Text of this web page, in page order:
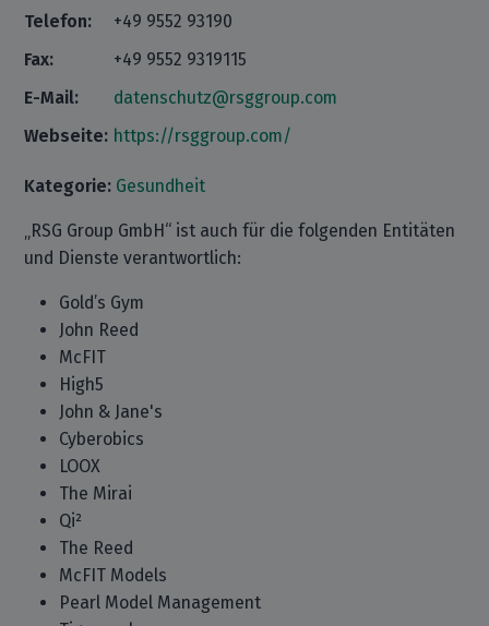
Telefon:
+49 9552 93190
Fax:
+49 9552 9319115
E-Mail:
datenschutz@rsggroup.com
Webseite: https://rsggroup.com/
Kategorie: Gesundheit
„RSG Group GmbH“ ist auch für die folgenden Entitäten
und Dienste verantwortlich:
Gold’s Gym
John Reed
McFIT
High5
John & Jane's
Cyberobics
LOOX
The Mirai
Qi²
The Reed
McFIT Models
Pearl Model Management